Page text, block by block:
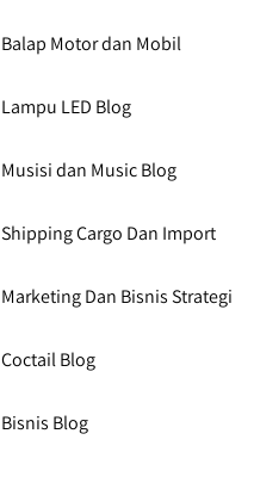
Balap Motor dan Mobil
Lampu LED Blog
Musisi dan Music Blog
Shipping Cargo Dan Import
Marketing Dan Bisnis Strategi
Coctail Blog
Bisnis Blog